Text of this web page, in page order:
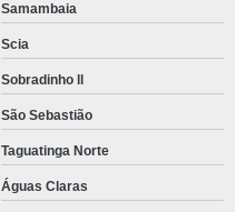
Samambaia
Scia
Sobradinho ll
São Sebastião
Taguatinga Norte
Águas Claras